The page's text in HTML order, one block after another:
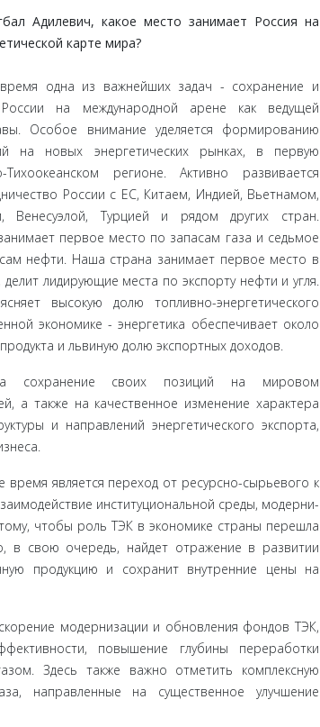
какое место занимает Россия на
карте мира?
одна из важнейших задач - сохра­нение и
на международной аре­не как ведущей
Особое внимание уделяется формированию
на новых энергетических рынках, в первую
регионе. Активно развивается
России с ЕС, Китаем, Индией, Вьетнамом,
Венесуэлой, Турцией и рядом других стран.
первое место по запасам газа и седьмое
нефти. Наша страна занимает первое место в
делит лиди­рующие места по экспорту нефти и угля.
высокую долю топливно-энергетического
экономике - энергетика обеспечивает около
и львиную долю экспортных доходов.
сохранение своих позиций на ми­ровом
а также на качественное изменение харак­тера
и направлений энергетического экспорта,
является переход от ресурсно-сырьевого к
институциональной среды, модерни­
чтобы роль ТЭК в экономике страны перешла
в свою очередь, найдет отражение в развитии
продукцию и сохранит внутренние цены на
модернизации и обновления фондов ТЭК,
повышение глубины переработки
Здесь также важно отметить комплексную
на­правленные на существенное улучшение